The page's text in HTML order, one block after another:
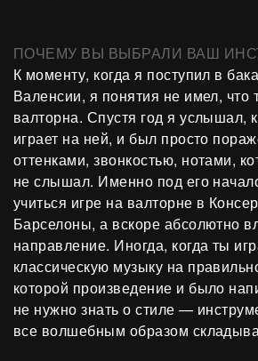
ПОЧЕМУ ВЫ ВЫБРАЛИ ВАШ
К моменту, когда я поступил в
Валенсии, я понятия не имел, что
валторна. Спустя год я услышал,
играет на ней, и был просто
оттенками, звонкостью, нотами,
не слышал. Именно под его
учиться игре на валторне в
Барселоны, а вскоре абсолютно
направление. Иногда, когда ты
классическую музыку на
которой произведение и было
не нужно знать о стиле —
все волшебным образом